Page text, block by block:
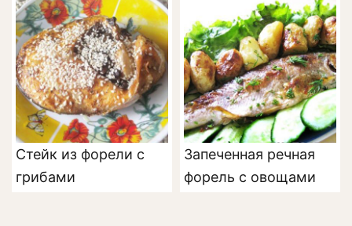
Стейк из форели с
грибами
Запеченная речная
форель с овощами